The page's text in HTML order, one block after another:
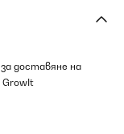
доставяне на